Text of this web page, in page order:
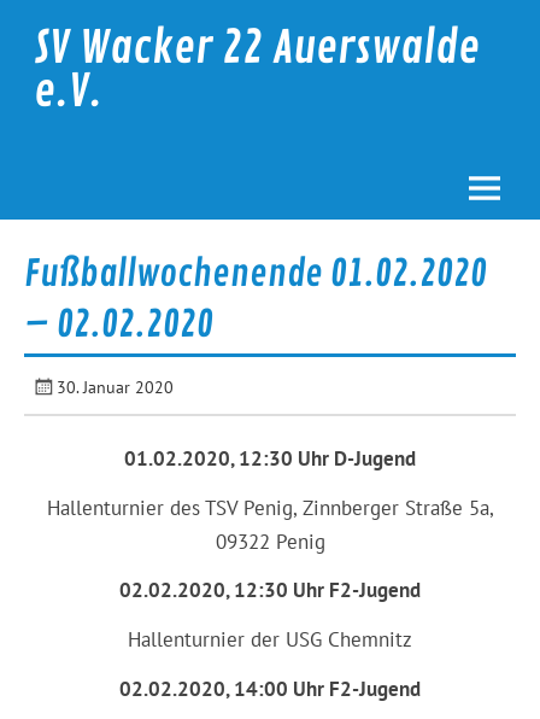
contentSV Wacker 22 Auerswalde
e.V.
Fußballwochenende 01.02.2020
– 02.02.2020
30. Januar 2020
01.02.2020, 12:30 Uhr D-Jugend
Hallenturnier des TSV Penig, Zinnberger Straße 5a,
09322 Penig
02.02.2020, 12:30 Uhr F2-Jugend
Hallenturnier der USG Chemnitz
02.02.2020, 14:00 Uhr F2-Jugend